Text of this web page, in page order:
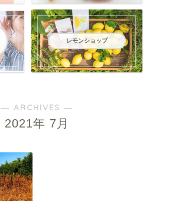
レモンショップ
― ARCHIVES ―
2021年 7月